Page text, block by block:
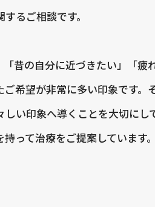
るご相談です。
昔の自分に近づきたい」「疲
希望が非常に多い印象です。
い印象へ導くことを大切にし
って治療をご提案しています。